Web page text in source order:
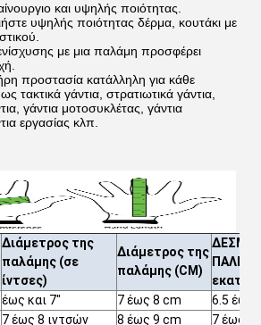
και υψηλής ποιότητας.
υψηλής ποιότητας δέρμα, κουτάκι με
με μια παλάμη προσφέρει
προστασία κατάλληλη για κάθε
τακτικά γάντια, στρατιωτικά γάντια,
γάντια μοτοσυκλέτας, γάντια
εργασίας κλπ.
Διάμετρος της
παλάμης (σε
ίντσες)
Διάμετρος της
παλάμης (CM)
έως και 7" 7 έως 8 cm
6.5 έως
7 έως 8 ιντσών 8 έως 9 cm 7 έως